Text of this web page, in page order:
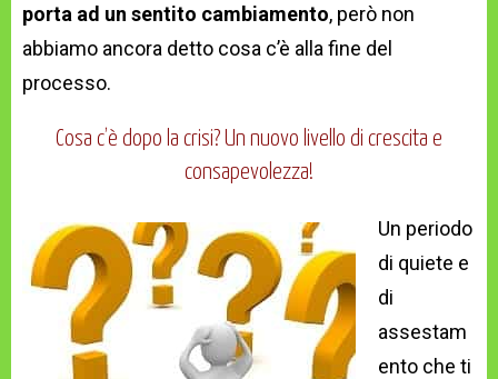
porta ad un sentito cambiamento, però non
abbiamo ancora detto cosa c’è alla fine del
processo.
Cosa c’è dopo la crisi? Un nuovo livello di crescita e
consapevolezza!
Un periodo
di quiete e
di
assestam
ento che ti